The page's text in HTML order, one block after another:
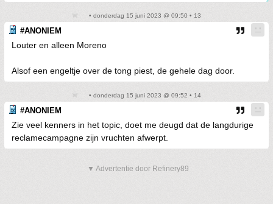
• donderdag 15 juni 2023 @ 09:50 • 13
#ANONIEM
Louter en alleen Moreno
Alsof een engeltje over de tong piest, de gehele dag door.
• donderdag 15 juni 2023 @ 09:52 • 14
#ANONIEM
Zie veel kenners in het topic, doet me deugd dat de langdurige
reclamecampagne zijn vruchten afwerpt.
▼ Advertentie door Refinery89